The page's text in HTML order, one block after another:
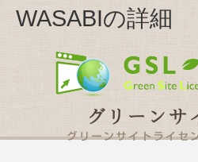
WASABIの詳細